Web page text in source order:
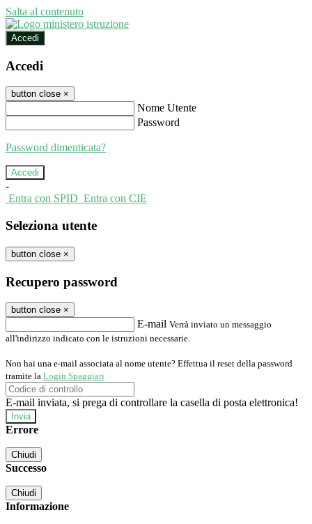
Salta al contenuto
Accedi
Accedi
button close ×
Nome Utente
Password
Password dimenticata?
-
Entra con SPID Entra con CIE
Seleziona utente
button close ×
Recupero password
button close ×
E-mail Verrà inviato un messaggio
all'indirizzo indicato con le istruzioni necessarie.
Non hai una e-mail associata al nome utente? Effettua il reset della password
tramite la Login Spaggiari
E-mail inviata, si prega di controllare la casella di posta elettronica!
Errore
Chiudi
Successo
Chiudi
Informazione